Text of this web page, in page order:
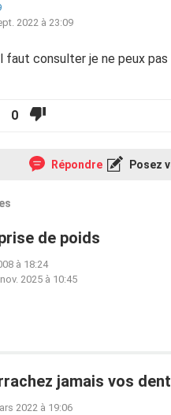
2022 à 23:09
faut consulter je ne peux
0
Répondre Posez
de poids
à 18:24
2025 à 10:45
jamais vos
2022 à 19:06